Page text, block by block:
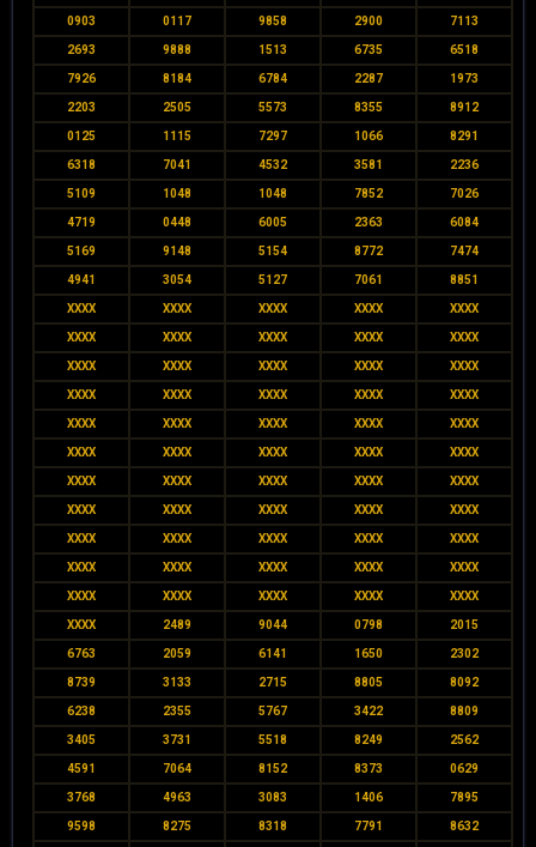
0903 0117 9858 2900 7113
2693 9888 1513 6735 6518
7926 8184 6784 2287 1973
2203 2505 5573 8355 8912
0125 1115 7297 1066 8291
6318 7041 4532 3581 2236
5109 1048 1048 7852 7026
4719 0448 6005 2363 6084
5169 9148 5154 8772 7474
4941 3054 5127 7061 8851
XXXX XXXX XXXX XXXX XXXX
XXXX XXXX XXXX XXXX XXXX
XXXX XXXX XXXX XXXX XXXX
XXXX XXXX XXXX XXXX XXXX
XXXX XXXX XXXX XXXX XXXX
XXXX XXXX XXXX XXXX XXXX
XXXX XXXX XXXX XXXX XXXX
XXXX XXXX XXXX XXXX XXXX
XXXX XXXX XXXX XXXX XXXX
XXXX XXXX XXXX XXXX XXXX
XXXX XXXX XXXX XXXX XXXX
XXXX 2489 9044 0798 2015
6763 2059 6141 1650 2302
8739 3133 2715 8805 8092
6238 2355 5767 3422 8809
3405 3731 5518 8249 2562
4591 7064 8152 8373 0629
3768 4963 3083 1406 7895
9598 8275 8318 7791 8632